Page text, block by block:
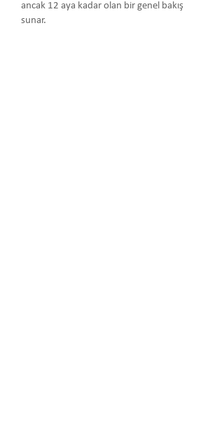
ancak 12 aya kadar olan bir genel bakış
sunar.